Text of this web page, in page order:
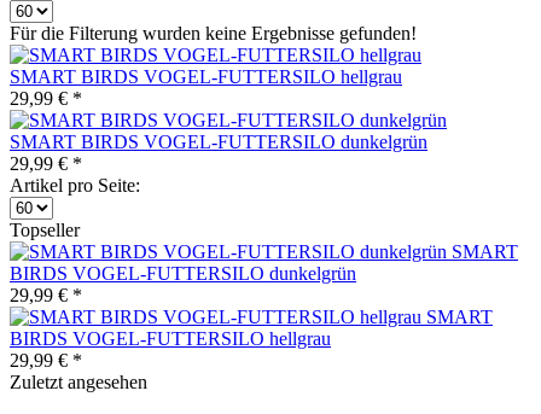
Für die Filterung wurden keine Ergebnisse gefunden!
SMART BIRDS VOGEL-FUTTERSILO hellgrau
29,99 € *
SMART BIRDS VOGEL-FUTTERSILO dunkelgrün
29,99 € *
Artikel pro Seite:
Topseller
SMART
BIRDS VOGEL-FUTTERSILO dunkelgrün
29,99 € *
SMART
BIRDS VOGEL-FUTTERSILO hellgrau
29,99 € *
Zuletzt angesehen